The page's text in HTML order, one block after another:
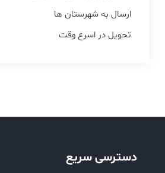
ارسال به شهرستان ها
تحویل در اسرع وقت
دسترسی سریع